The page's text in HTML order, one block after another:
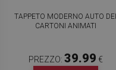
TAPPETO MODERNO AUTO DEI
CARTONI ANIMATI
PREZZO: 39.99 €